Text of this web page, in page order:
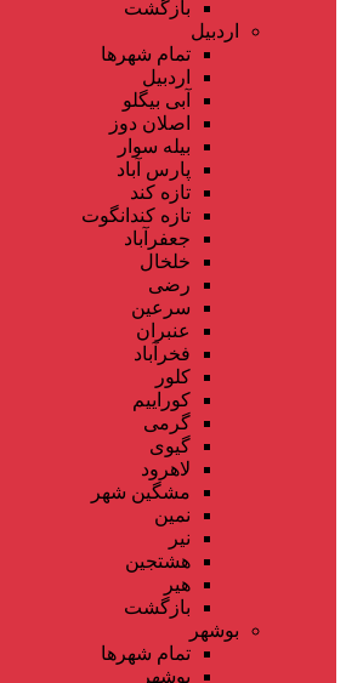
بازگشت
اردبیل
تمام شهر‌ها
اردبیل
آبی بیگلو
اصلان دوز
بیله سوار
پارس آباد
تازه کند
تازه کندانگوت
جعفرآباد
خلخال
رضی
سرعین
عنبران
فخرآباد
کلور
کوراییم
گرمی
گیوی
لاهرود
مشگین شهر
نمین
نیر
هشتجین
هیر
بازگشت
بوشهر
تمام شهر‌ها
بوشهر